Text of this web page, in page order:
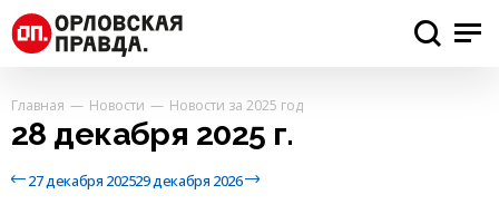
Главная Новости Новости за 2025 год
28 декабря 2025 г.
27 декабря 202529 декабря 2026